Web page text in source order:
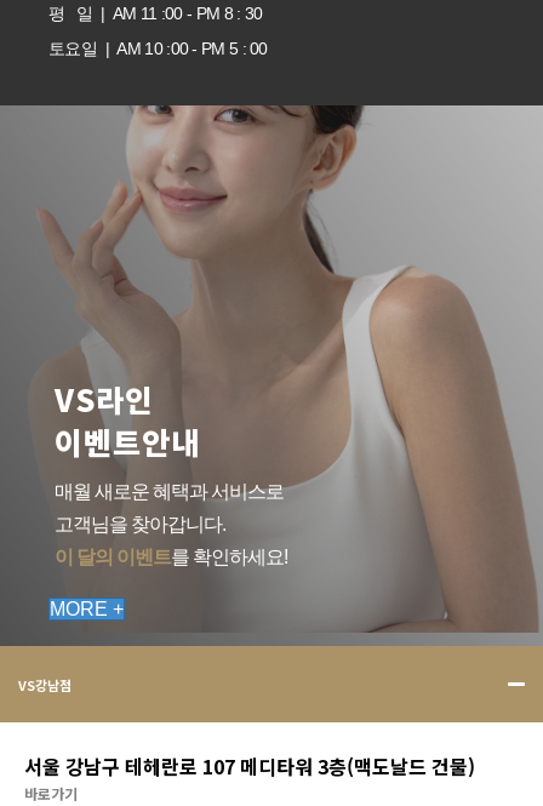
평 일 | AM 11 :00 - PM 8 : 30
토요일 | AM 10 :00 - PM 5 : 00
VS라인
이벤트안내
매월 새로운 혜택과 서비스로
고객님을 찾아갑니다.
이 달의 이벤트를 확인하세요!
MORE +
VS강남점
서울 강남구 테헤란로 107 메디타워 3층(맥도날드 건물)
바로가기